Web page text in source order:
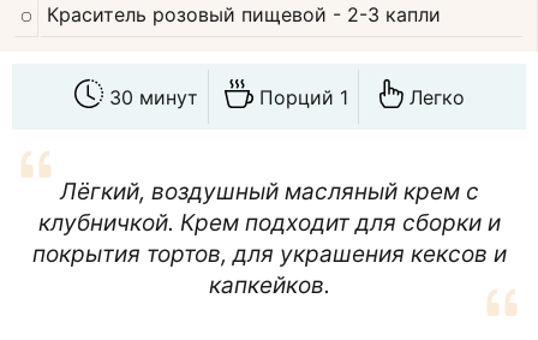
Краситель розовый пищевой - 2-3 капли
30 минут Порций 1 Легко
Лёгкий, воздушный масляный крем с
клубничкой. Крем подходит для сборки и
покрытия тортов, для украшения кексов и
капкейков.